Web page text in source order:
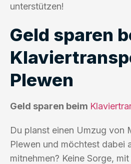
unterstützen!
Geld sparen
Plewen
Geld sparen beim
Du planst einen Umzug von
Plewen und möchtest dabei
mitnehmen? Keine Sorge,